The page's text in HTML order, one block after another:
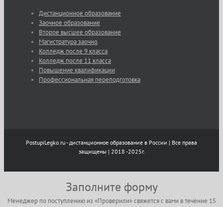
Дистанционное образование
Заочное образование
Второе высшее образование
Магистратура заочно
Колледж после 9 класса
Колледж после 11 класса
Повышение квалификации
Профессиональная переподготовка
PostupiLegko.ru - дистанционное образование в России | Все права
защищены | 2018 -2025г.
Заполните форму
Менеджер по поступлению из «Проверили» свяжется с вами в течение 15